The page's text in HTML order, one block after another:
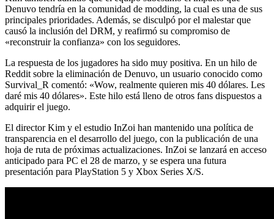
Denuvo tendría en la comunidad de modding, la cual es una de sus
principales prioridades. Además, se disculpó por el malestar que
causó la inclusión del DRM, y reafirmó su compromiso de
«reconstruir la confianza» con los seguidores.
La respuesta de los jugadores ha sido muy positiva. En un hilo de
Reddit sobre la eliminación de Denuvo, un usuario conocido como
Survival_R comentó: «Wow, realmente quieren mis 40 dólares. Les
daré mis 40 dólares». Este hilo está lleno de otros fans dispuestos a
adquirir el juego.
El director Kim y el estudio InZoi han mantenido una política de
transparencia en el desarrollo del juego, con la publicación de una
hoja de ruta de próximas actualizaciones. InZoi se lanzará en acceso
anticipado para PC el 28 de marzo, y se espera una futura
presentación para PlayStation 5 y Xbox Series X/S.